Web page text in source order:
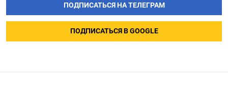
ПОДПИСАТЬСЯ НА ТЕЛЕГРАМ
ПОДПИСАТЬСЯ В GOOGLE